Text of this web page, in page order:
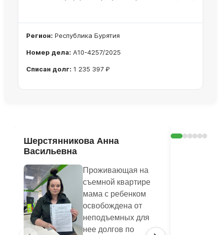
Регион: Республика Бурятия
Номер дела: А10-4257/2025
Списан долг: 1 235 397 ₽
Шерстянникова Анна
Васильевна
Проживающая на
съемной квартире
мама с ребенком
освобождена от
неподъемных для
нее долгов по